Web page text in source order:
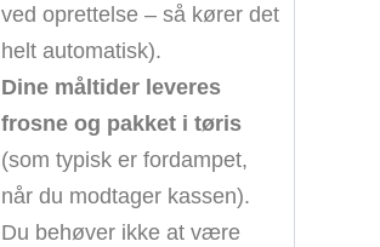
ved oprettelse – så kører det
helt automatisk).
Dine måltider leveres
frosne og pakket i tøris
(som typisk er fordampet,
når du modtager kassen).
Du behøver ikke at være